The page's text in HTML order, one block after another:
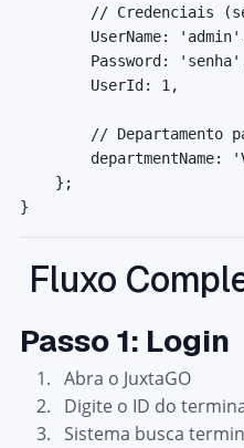
// Credenciais
UserName: 'admin'
Password : 'senha'
UserId : 1 ,
// Departamento
departmentName:
} ;
}
Fluxo
Passo 1: Login
Abra o JuxtaGO
Digite o ID do
Sistema busca